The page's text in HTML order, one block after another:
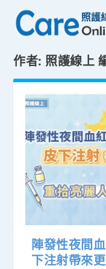
作者: 照護線上
陣發性夜間
下注射帶來